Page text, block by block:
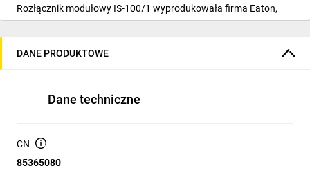
Rozłącznik modułowy IS-100/1 wyprodukowała firma Eaton,
która znana jest w branży z produktów o bardzo wysokiej
276282, producent używa go do łatwej identyfikacji produktu.
jaką deklaruje producent wynosi ponad 16000 cykli
jedna sztuka.
DANE PRODUKTOWE
Dane techniczne
CN
85365080